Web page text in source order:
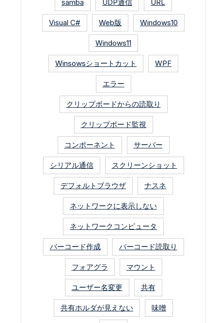
samba UDP通信 URL
Visual C# Web版 Windows10
Windows11
Winsowsショートカット WPF
エラー
クリップボードからの読取り
クリップボード監視
コンポーネント サーバー
シリアル通信 スクリーンショット
デフォルトブラウザ ナスネ
ネットワークに表示しない
ネットワークコンピュータ
バーコード作成 バーコード読取り
フォアグラ マウント
ユーザー名変更 共有
共有ホルダが見えない 味噌